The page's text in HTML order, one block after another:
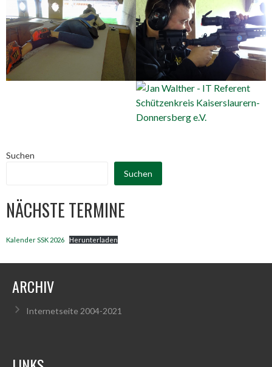
Suchen
Suchen
NÄCHSTE TERMINE
Kalender SSK 2026 Herunterladen
ARCHIV
Internetseite 2004-2021